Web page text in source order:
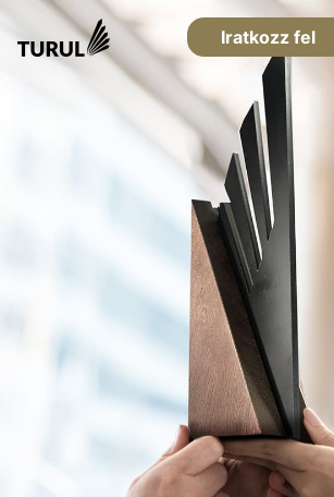
Iratkozz fel